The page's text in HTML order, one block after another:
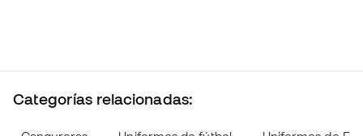
Categorías relacionadas: